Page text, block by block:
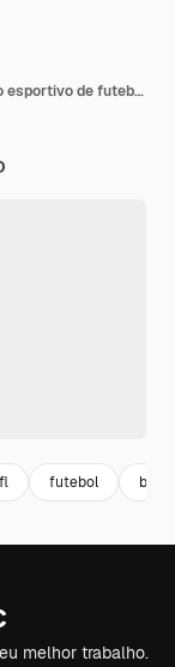
Modelo de banner de postagem de evento esportivo de futebol americano em mídias sociais
futebol bola
melhor trabalho.